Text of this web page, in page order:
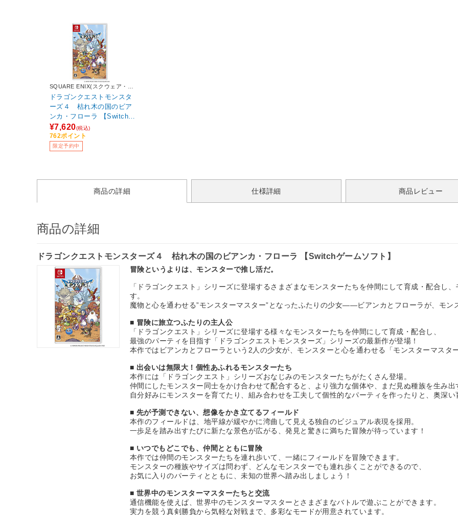
SQUARE ENIX(スクウェア・エ
ニックス)
ドラゴンクエストモンスタ
ーズ４ 枯れ木の国のビア
ンカ・フローラ 【Switchゲ
ームソフト】
¥7,620(税込)
762ポイント
限定予約中
商品の詳細 仕様詳細 商品レビュー
商品の詳細
ドラゴンクエストモンスターズ４ 枯れ木の国のビアンカ・フローラ 【Switchゲームソフト】
冒険というよりは、モンスターで推し活だ。
「ドラゴンクエスト」シリーズに登場するさまざまなモンスターたちを仲間にして育成・配合し
す。
魔物と心を通わせる”モンスターマスター”となったふたりの少女――ビアンカとフローラが、モン
■ 冒険に旅立つふたりの主人公
「ドラゴンクエスト」シリーズに登場する様々なモンスターたちを仲間にして育成・配合し、
最強のパーティを目指す「ドラゴンクエストモンスターズ」シリーズの最新作が登場！
本作ではビアンカとフローラという2人の少女が、モンスターと心を通わせる「モンスターマスタ
■ 出会いは無限大！個性あふれるモンスターたち
本作には「ドラゴンクエスト」シリーズおなじみのモンスターたちがたくさん登場。
仲間にしたモンスター同士をかけ合わせて配合すると、より強力な個体や、まだ見ぬ種族を生み
自分好みにモンスターを育てたり、組み合わせを工夫して個性的なパーティを作ったりと、奥深
■ 先が予測できない、想像をかき立てるフィールド
本作のフィールドは、地平線が緩やかに湾曲して見える独自のビジュアル表現を採用。
一歩足を踏み出すたびに新たな景色が広がる、発見と驚きに満ちた冒険が待っています！
■ いつでもどこでも、仲間とともに冒険
本作では仲間のモンスターたちを連れ歩いて、一緒にフィールドを冒険できます。
モンスターの種族やサイズは問わず、どんなモンスターでも連れ歩くことができるので、
お気に入りのパーティとともに、未知の世界へ踏み出しましょう！
■ 世界中のモンスターマスターたちと交流
通信機能を使えば、世界中のモンスターマスターとさまざまなバトルで遊ぶことができます。
実力を競う真剣勝負から気軽な対戦まで、多彩なモードが用意されています。